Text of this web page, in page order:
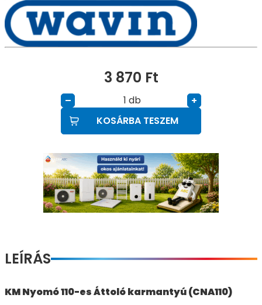
3 870 Ft
– db
+
KOSÁRBA TESZEM
LEÍRÁS
KM Nyomó 110-es Áttoló karmantyú (CNA110)